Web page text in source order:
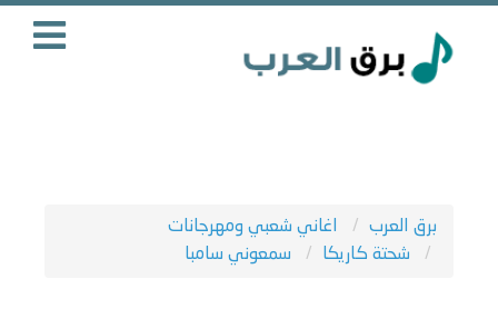
برق العرب
اغاني شعبي ومهرجانات
شحتة كاريكا
سمعوني سامبا